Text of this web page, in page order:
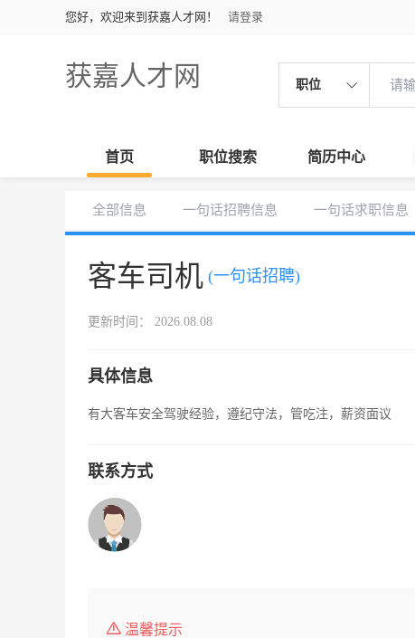
您好，欢迎来到获嘉人才网！ 请登录
获嘉人才网 职位
首页 职位搜索 简历中心
全部信息 一句话招聘信息 一句话求职信息
客车司机 (一句话招聘)
更新时间： 2026.08.08
具体信息
有大客车安全驾驶经验，遵纪守法，管吃注，薪资面议
联系方式
温馨提示